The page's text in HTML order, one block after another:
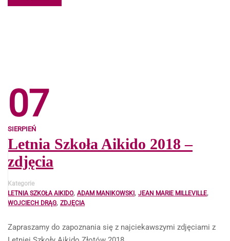
07
SIERPIEŃ
Letnia Szkoła Aikido 2018 –
zdjęcia
Kategorie
LETNIA SZKOŁA AIKIDO, ADAM MANIKOWSKI , JEAN MARIE MILLEVILLE,
WOJCIECH DRĄG, ZDJĘCIA
Zapraszamy do zapoznania się z najciekawszymi zdjęciami z